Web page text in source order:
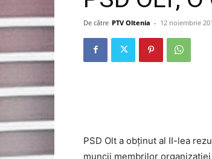
De către PTV Oltenia - 12 noiembrie
PSD Olt a obținut al II-lea
muncii membrilor